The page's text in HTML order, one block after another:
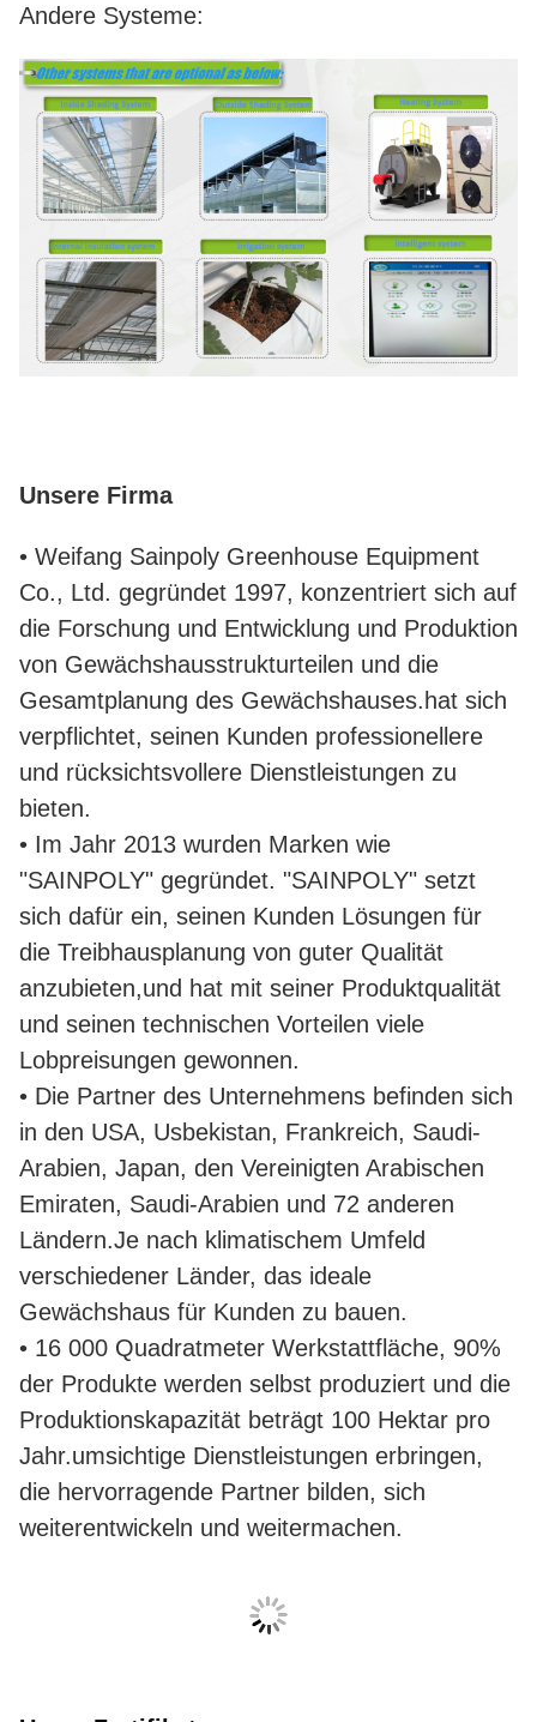
Andere Systeme:
Unsere Firma
• Weifang Sainpoly Greenhouse Equipment
Co., Ltd. gegründet 1997, konzentriert sich auf
die Forschung und Entwicklung und Produktion
von Gewächshausstrukturteilen und die
Gesamtplanung des Gewächshauses.hat sich
verpflichtet, seinen Kunden professionellere
und rücksichtsvollere Dienstleistungen zu
bieten.
• Im Jahr 2013 wurden Marken wie
"SAINPOLY" gegründet. "SAINPOLY" setzt
sich dafür ein, seinen Kunden Lösungen für
die Treibhausplanung von guter Qualität
anzubieten,und hat mit seiner Produktqualität
und seinen technischen Vorteilen viele
Lobpreisungen gewonnen.
• Die Partner des Unternehmens befinden sich
in den USA, Usbekistan, Frankreich, Saudi-
Arabien, Japan, den Vereinigten Arabischen
Emiraten, Saudi-Arabien und 72 anderen
Ländern.Je nach klimatischem Umfeld
verschiedener Länder, das ideale
Gewächshaus für Kunden zu bauen.
• 16 000 Quadratmeter Werkstattfläche, 90%
der Produkte werden selbst produziert und die
Produktionskapazität beträgt 100 Hektar pro
Jahr.umsichtige Dienstleistungen erbringen,
die hervorragende Partner bilden, sich
weiterentwickeln und weitermachen.